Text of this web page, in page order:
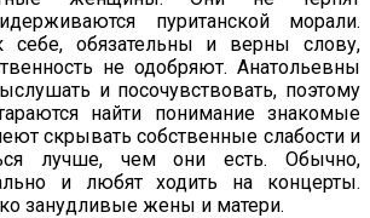
пуританской морали.
себе, обяза­тельны и верны слову,
не одобряют. Анатольевны
и посочувствовать, поэтому
найти понимание знакомые
скрывать собственные слабости и
лучше, чем они есть. Обычно,
и любят ходить на концерты.
занудливые жены и матери.